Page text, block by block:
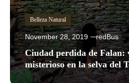
Belleza Natural
November 28, 2019 redBus
Ciudad perdida de Falan:
misterioso en la selva del